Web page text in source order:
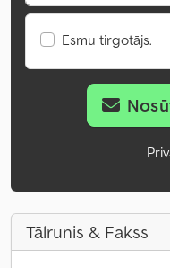
Esmu tirgotājs.
Tālrunis & Fakss